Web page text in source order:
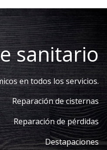
sanitario
en todos los servicios.
Reparación de cisternas
Reparación de pérdidas
Destapaciones